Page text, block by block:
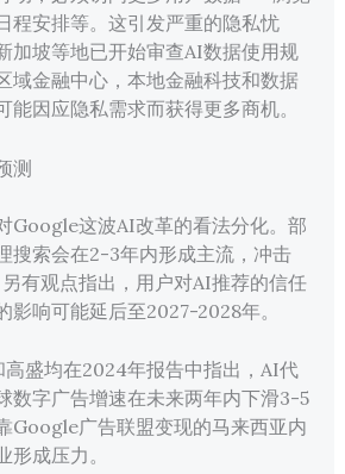
程安排等。这引发严重的隐私忧
加坡等地已开始审查AI数据使用规
域金融中心，本地金融科技和数据
能因应隐私需求而获得更多商机。
测
Google这波AI改革的看法分化。部
搜索会在2-3年内形成主流，冲击
有观点指出，用户对AI推荐的信任
影响可能延后至2027-2028年。
盛均在2024年报告中指出，AI代
数字广告增速在未来两年内下滑3-5
Google广告联盟变现的马来西亚内
成压力。